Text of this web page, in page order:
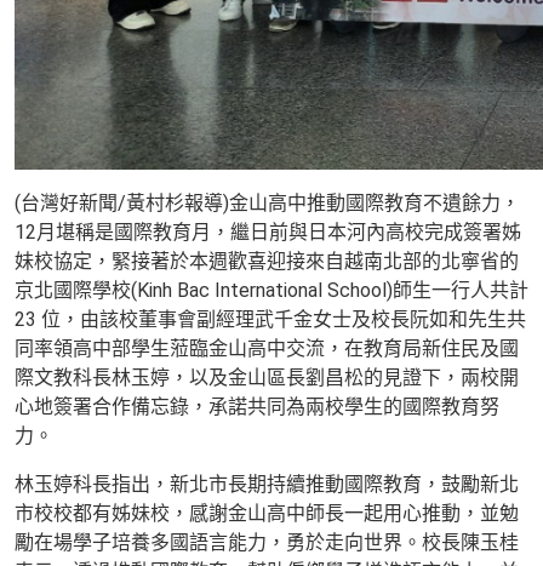
(台灣好新聞/黃村杉報導)金山高中推動國際教育不遺餘力，
12月堪稱是國際教育月，繼日前與日本河內高校完成簽署姊
妹校協定，緊接著於本週歡喜迎接來自越南北部的北寧省的
京北國際學校(Kinh Bac International School)師生一行人共計
23 位，由該校董事會副經理武千金女士及校長阮如和先生共
同率領高中部學生蒞臨金山高中交流，在教育局新住民及國
際文教科長林玉婷，以及金山區長劉昌松的見證下，兩校開
心地簽署合作備忘錄，承諾共同為兩校學生的國際教育努
力。
林玉婷科長指出，新北市長期持續推動國際教育，鼓勵新北
市校校都有姊妹校，感謝金山高中師長一起用心推動，並勉
勵在場學子培養多國語言能力，勇於走向世界。 校長陳玉桂